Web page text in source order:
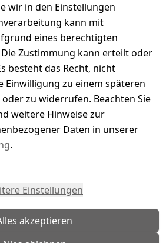
( 0 )
( 0 )
( 0 )
( 0 )
( 0 )
eine Bewertung für diesen
wir in den Einstellungen
kann mit
eines berechtigten
Zustimmung kann erteilt oder
besteht das Recht, nicht
Einwilligung zu einem späteren
zu widerrufen. Beachten Sie
weitere Hinweise zur
Daten in unserer
.
Einstellungen
akzeptieren